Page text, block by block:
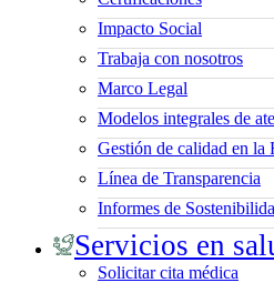
Impacto Social
Trabaja con nosotros
Marco Legal
Modelos integrales de
Gestión de calidad en
Línea de Transparencia
Informes de
Servicios en
Solicitar cita médica